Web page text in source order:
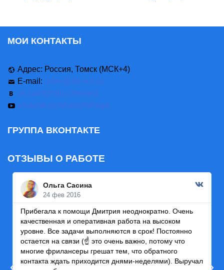
МОИ КОНТАКТЫ
Адрес: Россия, Томск (МСК+4)
E-mail: order@3d-vizr.ru
vk.com/dmitry.cherneta
youtube.com/user/4shaga
ГРУППА ВКОНТАКТЕ
ОТЗЫВЫ О РАБОТЕ
Ольга Сасина
24 фев 2016
Прибегала к помощи Дмитрия неоднократно. Очень
качественная и оперативная работа на высоком
уровне. Все задачи выполняются в срок! Постоянно
остается на связи (☝ это очень важно, потому что
многие фрилансеры грешат тем, что обратного
контакта ждать приходится днями-неделями). Выручал